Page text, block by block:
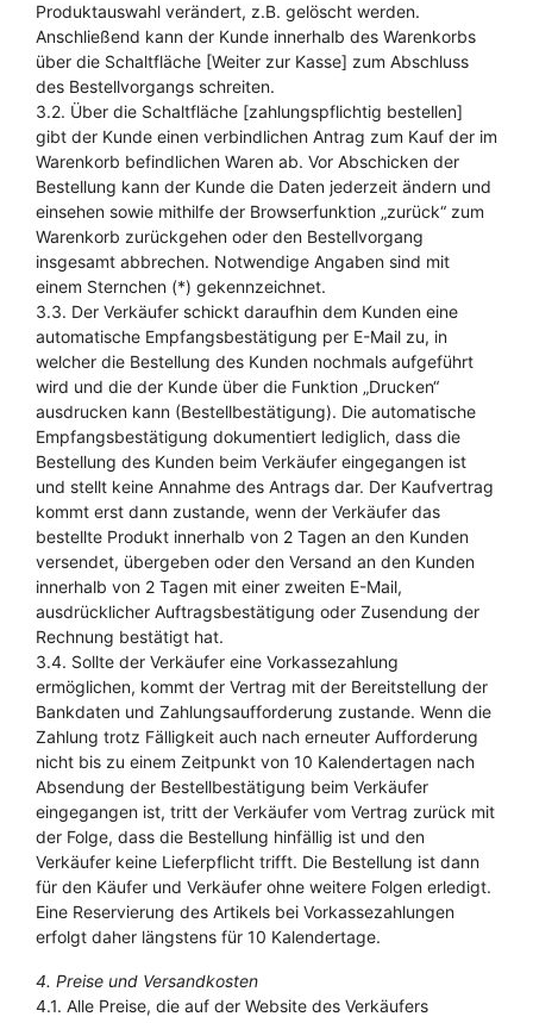
Produktauswahl verändert, z.B. gelöscht werden.
Anschließend kann der Kunde innerhalb des Warenkorbs
über die Schaltfläche [Weiter zur Kasse] zum Abschluss
des Bestellvorgangs schreiten.
3.2. Über die Schaltfläche [zahlungspflichtig bestellen]
gibt der Kunde einen verbindlichen Antrag zum Kauf der im
Warenkorb befindlichen Waren ab. Vor Abschicken der
Bestellung kann der Kunde die Daten jederzeit ändern und
einsehen sowie mithilfe der Browserfunktion „zurück“ zum
Warenkorb zurückgehen oder den Bestellvorgang
insgesamt abbrechen. Notwendige Angaben sind mit
einem Sternchen (*) gekennzeichnet.
3.3. Der Verkäufer schickt daraufhin dem Kunden eine
automatische Empfangsbestätigung per E-Mail zu, in
welcher die Bestellung des Kunden nochmals aufgeführt
wird und die der Kunde über die Funktion „Drucken“
ausdrucken kann (Bestellbestätigung). Die automatische
Empfangsbestätigung dokumentiert lediglich, dass die
Bestellung des Kunden beim Verkäufer eingegangen ist
und stellt keine Annahme des Antrags dar. Der Kaufvertrag
kommt erst dann zustande, wenn der Verkäufer das
bestellte Produkt innerhalb von 2 Tagen an den Kunden
versendet, übergeben oder den Versand an den Kunden
innerhalb von 2 Tagen mit einer zweiten E-Mail,
ausdrücklicher Auftragsbestätigung oder Zusendung der
Rechnung bestätigt hat.
3.4. Sollte der Verkäufer eine Vorkassezahlung
ermöglichen, kommt der Vertrag mit der Bereitstellung der
Bankdaten und Zahlungsaufforderung zustande. Wenn die
Zahlung trotz Fälligkeit auch nach erneuter Aufforderung
nicht bis zu einem Zeitpunkt von 10 Kalendertagen nach
Absendung der Bestellbestätigung beim Verkäufer
eingegangen ist, tritt der Verkäufer vom Vertrag zurück mit
der Folge, dass die Bestellung hinfällig ist und den
Verkäufer keine Lieferpflicht trifft. Die Bestellung ist dann
für den Käufer und Verkäufer ohne weitere Folgen erledigt.
Eine Reservierung des Artikels bei Vorkassezahlungen
erfolgt daher längstens für 10 Kalendertage.
4. Preise und Versandkosten
4.1. Alle Preise, die auf der Website des Verkäufers